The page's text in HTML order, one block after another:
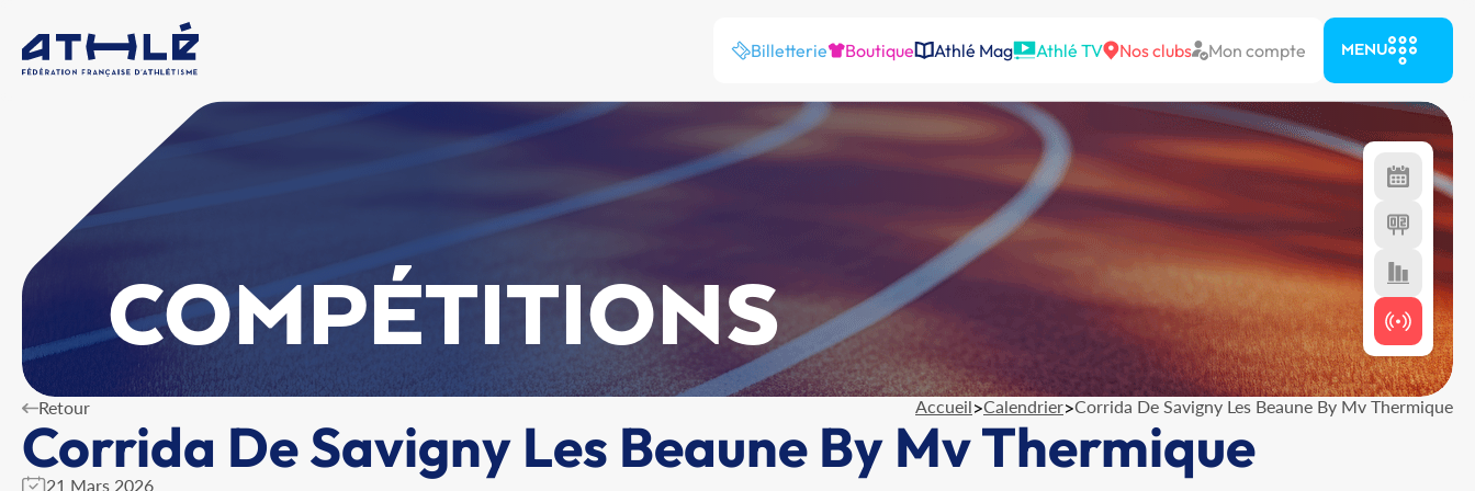
Billetterie Boutique Athlé Mag Athlé TV Nos clubs Mon compte MENU
COMPÉTITIONS
Retour Accueil>Calendrier>Corrida De Savigny Les Beaune By Mv Thermique
Corrida De Savigny Les Beaune By Mv Thermique
21 Mars 2026